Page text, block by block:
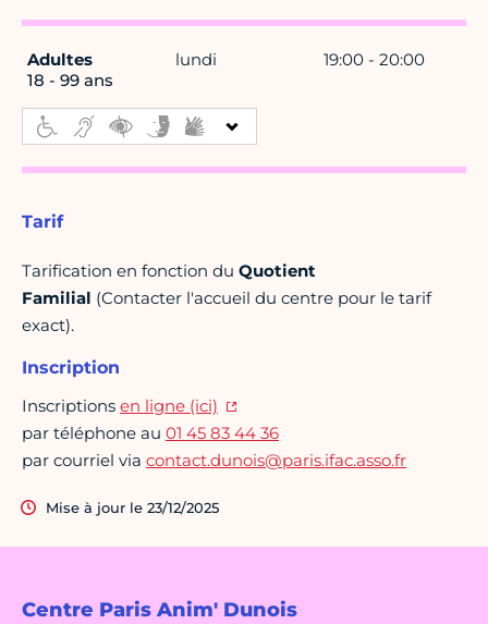
Centre Paris Anim' Dunois
Adultes
18 - 99 ans
lundi 19:00 - 20:00
Tarif
Tarification en fonction du Quotient
Familial (Contacter l'accueil du centre pour le tarif
exact).
Inscription
Inscriptions en ligne (ici)
par téléphone au 01 45 83 44 36
par courriel via contact.dunois@paris.ifac.asso.fr
Mise à jour le 23/12/2025